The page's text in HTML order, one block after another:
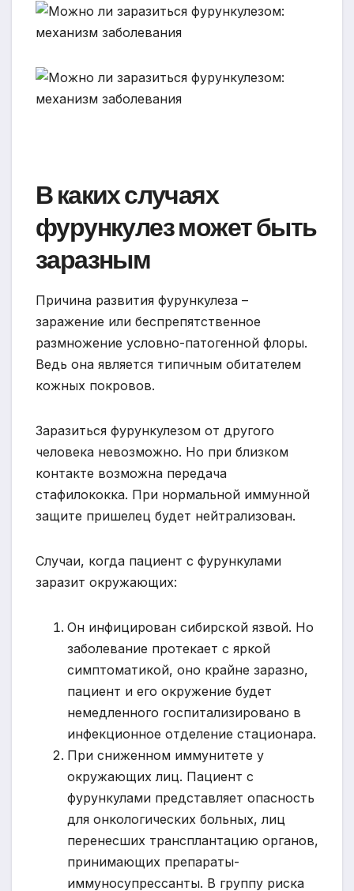
В каких случаях
фурункулез может быть
заразным
Причина развития фурункулеза –
заражение или беспрепятственное
размножение условно-патогенной флоры.
Ведь она является типичным обитателем
кожных покровов.
Заразиться фурункулезом от другого
человека невозможно. Но при близком
контакте возможна передача
стафилококка. При нормальной иммунной
защите пришелец будет нейтрализован.
Случаи, когда пациент с фурункулами
заразит окружающих:
Он инфицирован сибирской язвой. Но
заболевание протекает с яркой
симптоматикой, оно крайне заразно,
пациент и его окружение будет
немедленного госпитализировано в
инфекционное отделение стационара.
При сниженном иммунитете у
окружающих лиц. Пациент с
фурункулами представляет опасность
для онкологических больных, лиц
перенесших трансплантацию органов,
принимающих препараты-
иммуносупрессанты. В группу риска